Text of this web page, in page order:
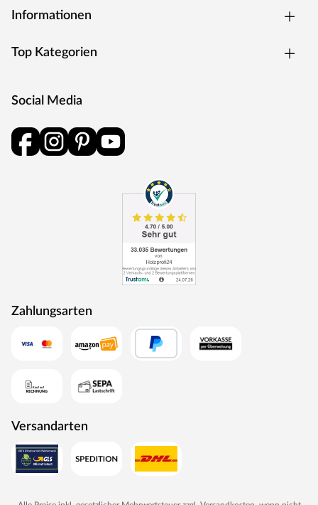
Informationen
Top Kategorien
Social Media
Zahlungsarten
Versandarten